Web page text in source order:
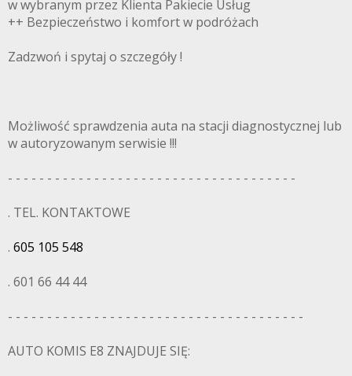
w wybranym przez Klienta Pakiecie Usług
++ Bezpieczeństwo i komfort w podróżach
Zadzwoń i spytaj o szczegóły !
Możliwość sprawdzenia auta na stacji diagnostycznej lub
w autoryzowanym serwisie !!!
- - - - - - - - - - - - - - - - - - - - - - - - - - - - - - - - - - - - -
. TEL. KONTAKTOWE
. 605 105 548
. 601 66 44 44
- - - - - - - - - - - - - - - - - - - - - - - - - - - - - - - - - - - - - -
AUTO KOMIS E8 ZNAJDUJE SIĘ: